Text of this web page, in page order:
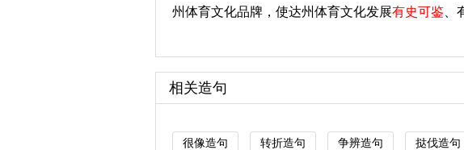
州体育文化品牌，使达州体育文化发展有史可鉴 、
相关造句
很像造句 转折造句 争辨造句 挞伐造句